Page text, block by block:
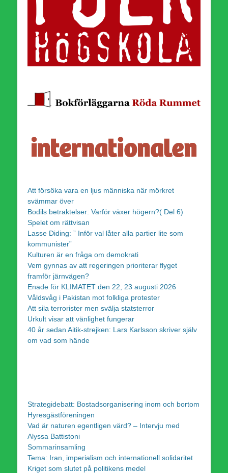
Att försöka vara en ljus människa när mörkret
svämmar över
Bodils betraktelser: Varför växer högern?( Del 6)
Spelet om rättvisan
Lasse Diding: ” Inför val låter alla partier lite som
kommunister”
Kulturen är en fråga om demokrati
Vem gynnas av att regeringen prioriterar flyget
framför järnvägen?
Enade för KLIMATET den 22, 23 augusti 2026
Våldsvåg i Pakistan mot folkliga protester
Att sila terrorister men svälja statsterror
Urkult visar att vänlighet fungerar
40 år sedan Aitik-strejken: Lars Karlsson skriver själv
om vad som hände
Strategidebatt: Bostadsorganisering inom och bortom
Hyresgästföreningen
Vad är naturen egentligen värd? – Intervju med
Alyssa Battistoni
Sommarinsamling
Tema: Iran, imperialism och internationell solidaritet
Kriget som slutet på politikens medel